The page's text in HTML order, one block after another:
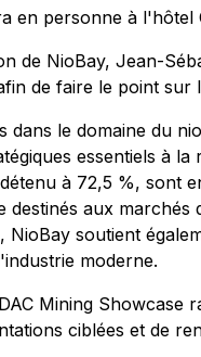
en personne à
de NioBay, Jean-
de faire le point sur
dans le domaine du
essentiels à
à 72,5 %, sont
destinés aux
NioBay soutient
moderne.
Mining Showcase
ciblées et de